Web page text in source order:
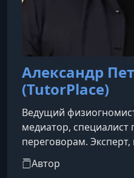
Александр
(TutorPlace)
Ведущий
медиатор,
переговорам.
понимать людей по
считывать эмоции с
Автор